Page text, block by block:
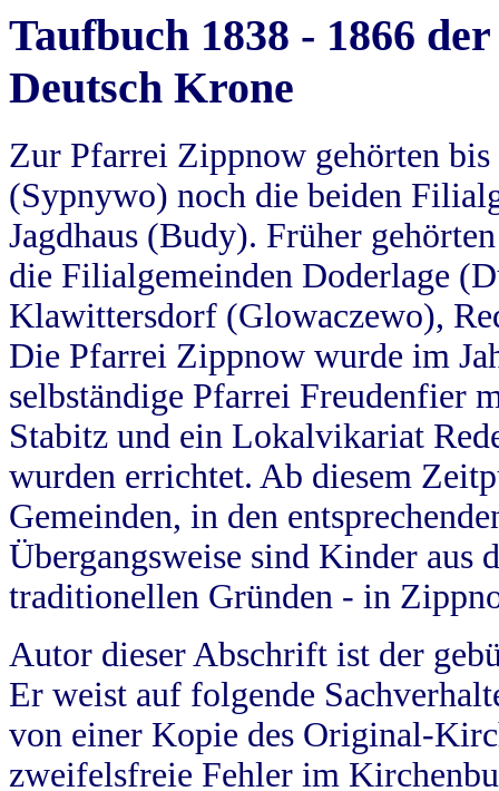
Taufbuch 1838 - 1866
Deutsch Krone
Zur Pfarrei Zippnow gehörten
(Sypnywo) noch die beiden
Jagdhaus (Budy). Früher
die Filialgemeinden Doderlage
Klawittersdorf (Glowaczewo),
Die Pfarrei Zippnow wurde im
selbständige Pfarrei Freudenfier
Stabitz und ein Lokalvikariat
wurden errichtet. Ab diesem
Gemeinden, in den
Übergangsweise sind Kinder aus
traditionellen Gründen - in
Autor dieser Abschrift ist der
Er weist auf folgende
von einer Kopie des Original-
zweifelsfreie Fehler im